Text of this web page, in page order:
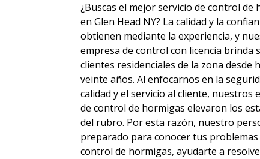
¿Buscas el mejor servicio de control de
en Glen Head NY? La calidad y la
obtienen mediante la experiencia, y
empresa de control con licencia brinda
clientes residenciales de la zona desde
veinte años. Al enfocarnos en la
calidad y el servicio al cliente, nuestros
de control de hormigas elevaron los
del rubro. Por esta razón, nuestro
preparado para conocer tus problemas
control de hormigas, ayudarte a